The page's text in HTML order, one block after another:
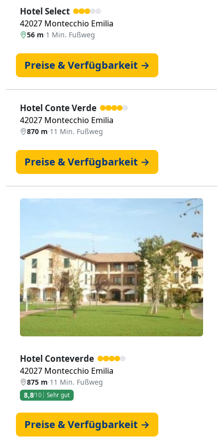
Hotel Select
42027 Montecchio Emilia
56 m·1 Min. Fußweg
Preise & Verfügbarkeit →
Hotel Conte Verde
42027 Montecchio Emilia
870 m·11 Min. Fußweg
Preise & Verfügbarkeit →
Zurück Weiter
Hotel Conteverde
42027 Montecchio Emilia
875 m·11 Min. Fußweg
8,8/10 Sehr gut
Preise & Verfügbarkeit →